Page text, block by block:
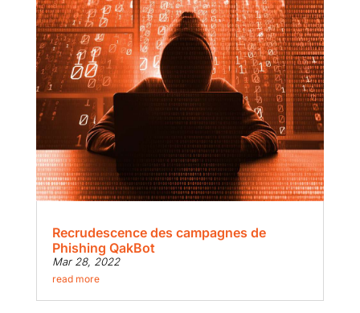
Recrudescence des campagnes de
Phishing QakBot
Mar 28, 2022
read more